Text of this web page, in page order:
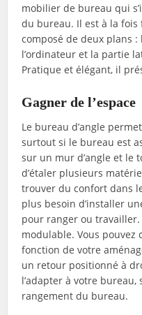
mobilier de bureau qui
du bureau. Il est à la
composé de deux plans
l’ordinateur et la partie
Pratique et élégant, il
Gagner de l’espace
Le bureau d’angle
surtout si le bureau est
sur un mur d’angle et le
d’étaler plusieurs
trouver du confort dans
plus besoin d’installer
pour ranger ou travailler.
modulable. Vous
fonction de votre
un retour positionné à
l’adapter à votre
rangement du bureau.